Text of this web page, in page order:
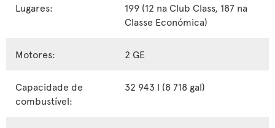
Lugares:
199 (12 na Club Class, 187 na
Classe Económica)
Motores: 2 GE
Capacidade de
combustível:
32 943 l (8 718 gal)